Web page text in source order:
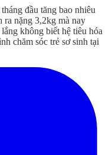
đầu tăng bao nhiêu
ra nặng 3,2kg mà nay
không biết hệ tiêu hóa
chăm sóc trẻ sơ sinh tại